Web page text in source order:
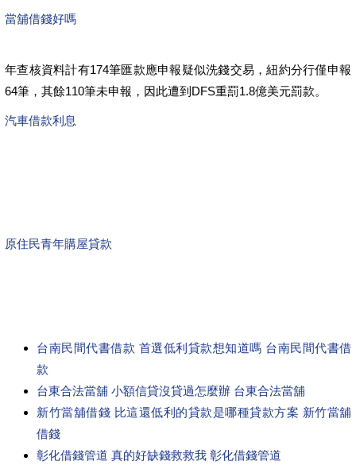
當舖借錢好嗎
年查核資料計有174筆匯款應申報疑似洗錢交易，紐約分行僅申報
64筆，其餘110筆未申報，因此遭到DFS重罰1.8億美元罰款。
汽車借款利息
原住民青年購屋貸款
台南民間代書借款 首選低利貸款想知道嗎 台南民間代書借
款
台東合法當舖 小額信貸沒貸過怎麼辦 台東合法當舖
新竹當舖借錢 比這還低利的貸款是哪種貸款方案 新竹當舖
借錢
彰化借錢管道 真的好缺錢救救我 彰化借錢管道